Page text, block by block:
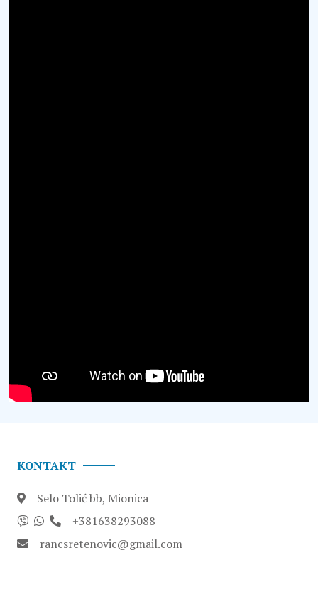
KONTAKT
Selo Tolić bb, Mionica
+381638293088
rancsretenovic@gmail.com